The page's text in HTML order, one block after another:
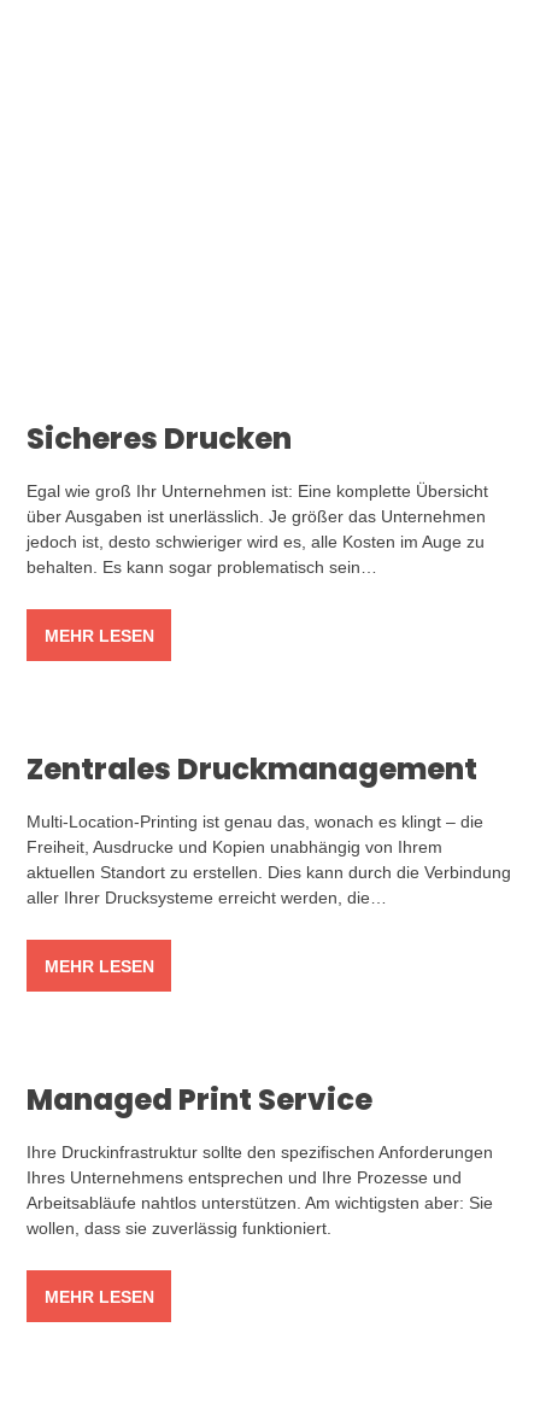
Sicheres Drucken
Egal wie groß Ihr Unternehmen ist: Eine komplette Übersicht
über Ausgaben ist unerlässlich. Je größer das Unternehmen
jedoch ist, desto schwieriger wird es, alle Kosten im Auge zu
behalten. Es kann sogar problematisch sein…
MEHR LESEN
Zentrales Druckmanagement
Multi-Location-Printing ist genau das, wonach es klingt – die
Freiheit, Ausdrucke und Kopien unabhängig von Ihrem
aktuellen Standort zu erstellen. Dies kann durch die Verbindung
aller Ihrer Drucksysteme erreicht werden, die…
MEHR LESEN
Managed Print Service
Ihre Druckinfrastruktur sollte den spezifischen Anforderungen
Ihres Unternehmens entsprechen und Ihre Prozesse und
Arbeitsabläufe nahtlos unterstützen. Am wichtigsten aber: Sie
wollen, dass sie zuverlässig funktioniert.
MEHR LESEN